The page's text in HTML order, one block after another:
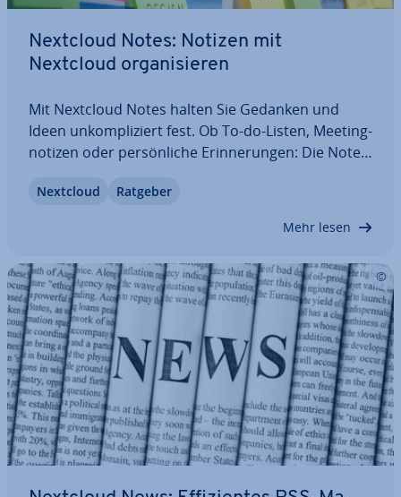
Nextcloud Notes: Notizen mit
Nextcloud or­ga­ni­sie­ren
Mit Nextcloud Notes halten Sie Gedanken und
Ideen un­kom­pli­ziert fest. Ob To-do-Listen, Mee­ting­
no­ti­zen oder per­sön­li­che Er­in­ne­run­gen: Die Notes-
sicher zu verwalten. In diesem Guide erfahren Sie,
Nextcloud Ratgeber
Mehr lesen